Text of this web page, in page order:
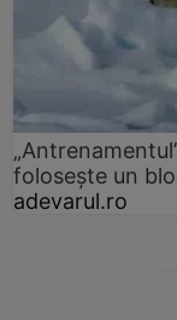
folosește un
adevarul.ro